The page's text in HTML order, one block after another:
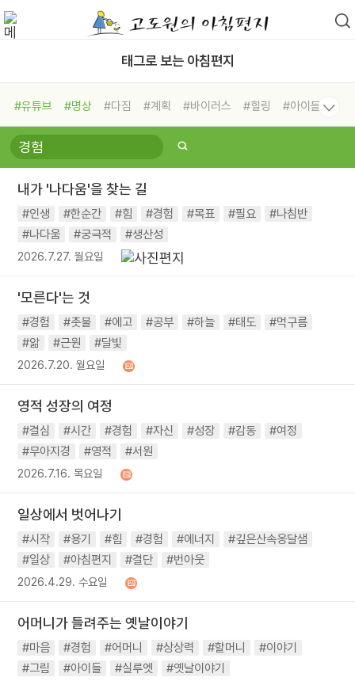
태그로 보는 아침편지
#유튜브 #명상 #다짐 #계획 #바이러스 #힐링
#아이들
#비전캠프
#독서캠프 #삶
#희망
#나눔 #친구 #링컨학교
#독서
#건강 #면역력
내가 '나다움'을 찾는 길
#인생 #한순간 #힘 #경험 #목표 #필요
#나침반
#나다움
#궁극적 #생산성
2026.7.27. 월요일
'모른다'는 것
#경험 #촛불 #에고 #공부 #하늘 #태도
#먹구름
#앎
#근원 #달빛
2026.7.20. 월요일
영적 성장의 여정
#결심 #시간 #경험 #자신 #성장 #감동
#여정
#무아지경
#영적 #서원
2026.7.16. 목요일
일상에서 벗어나기
#시작 #용기 #힘 #경험 #에너지
#깊은산속옹달샘
#일상
#아침편지 #결단 #번아웃
2026.4.29. 수요일
어머니가 들려주는 옛날이야기
#마음 #경험 #어머니 #상상력 #할머니
#이야기
#그림
#아이들 #실루엣 #옛날이야기